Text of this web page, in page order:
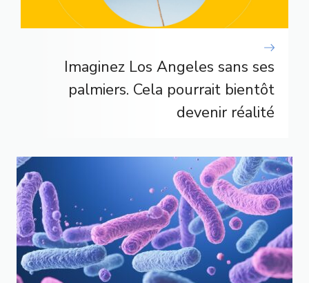
Imaginez Los Angeles sans ses
palmiers. Cela pourrait bientôt
devenir réalité